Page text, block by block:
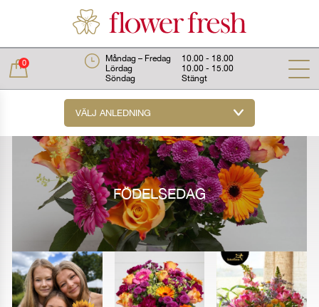
0 Måndag – Fredag
10.00 - 18.00
Lördag
10.00 - 15.00
Söndag
Stängt
VÄLJ ANLEDNING
0 kr
FÖDELSEDAG